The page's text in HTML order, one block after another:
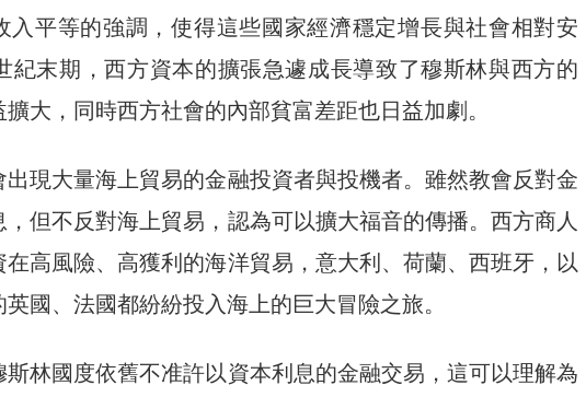
入平等的強調，使得這些國家經濟穩定增長與社會相對安
紀末期，西方資本的擴張急遽成長導致了穆斯林與西方的
大，同時西方社會的內部貧富差距也日益加劇。
出現大量海上貿易的金融投資者與投機者。雖然教會反對金
但不反對海上貿易，認為可以擴大福音的傳播。西方商人
在高風險、高獲利的海洋貿易，意大利、荷蘭、西班牙，以
國、法國都紛紛投入海上的巨大冒險之旅。
斯林國度依舊不准許以資本利息的金融交易，這可以理解為